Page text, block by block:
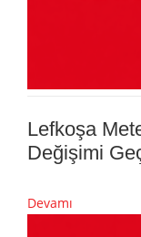
Lefkoşa
Değişimi
Devamı